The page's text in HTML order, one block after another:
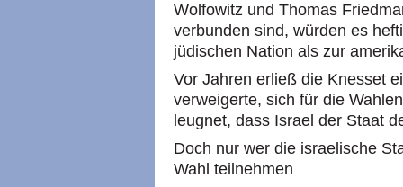
Wolfowitz und Thomas
verbunden sind, würden es
jüdischen Nation als zur
Vor Jahren erließ die Knesset
verweigerte, sich für die
leugnet, dass Israel der Staat
Doch nur wer die israelische
Wahl teilnehmen